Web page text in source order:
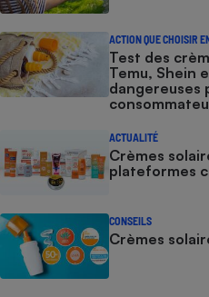
ACTION QUE CHOISIR
Test des
Temu, Shein
dangereuses
ACTUALITÉ
Crèmes
plateformes
CONSEILS
Crèmes